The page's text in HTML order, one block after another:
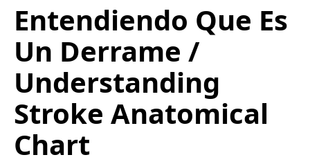
Entendiendo Que Es
Un Derrame /
Understanding
Stroke Anatomical
Chart